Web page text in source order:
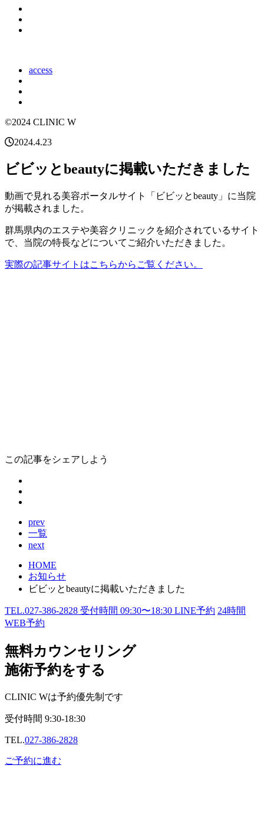
access
©2024 CLINIC W
2024.4.23
ビビッとbeautyに掲載いただきました
動画で見れる美容ポータルサイト「ビビッとbeauty」に当院
が掲載されました。
群馬県内のエステや美容クリニックを紹介されているサイト
で、当院の特長などについてご紹介いただきました。
実際の記事サイトはこちらからご覧ください。
この記事をシェアしよう
prev
一覧
next
HOME
お知らせ
ビビッとbeautyに掲載いただきました
TEL.027-386-2828 受付時間 09:30〜18:30 LINE予約 24時間
WEB予約
無料カウンセリング
施術予約をする
CLINIC Wは予約優先制です
受付時間 9:30-18:30
TEL.027-386-2828
ご予約に進む